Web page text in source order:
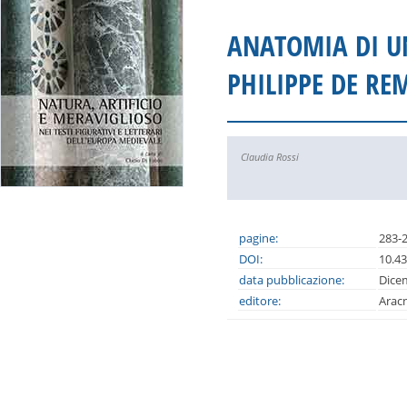
ANATOMIA DI
PHILIPPE DE
Claudia Rossi
pagine:
283-
DOI:
data pubblicazione:
editore: